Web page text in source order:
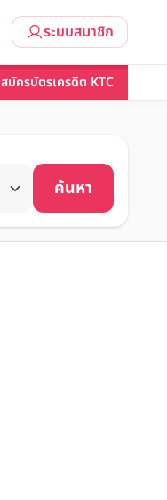
ระบบสมาชิก
สมัครบัตรเครดิต KTC
ค้นหา